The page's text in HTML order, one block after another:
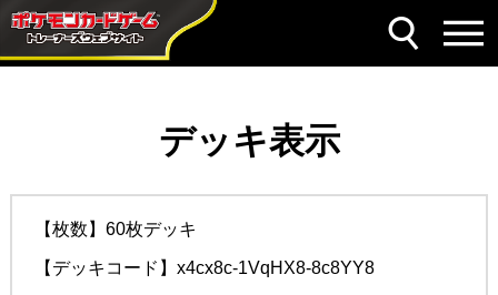
デッキ表示
【枚数】60枚デッキ
【デッキコード】 x4cx8c-1VqHX8-8c8YY8